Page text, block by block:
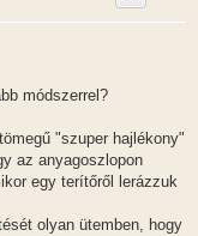
módszerrel?
"szuper hajlékony"
az anyagoszlopon
egy terítőről lerázzuk
olyan ütemben, hogy